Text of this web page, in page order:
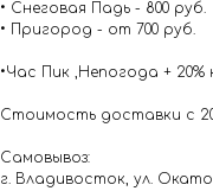
• Снеговая Падь - 800 руб.
• Пригород - от 700 руб.
•Час Пик ,Непогода +
Стоимость доставки с
Самовывоз:
г. Владивосток, ул.